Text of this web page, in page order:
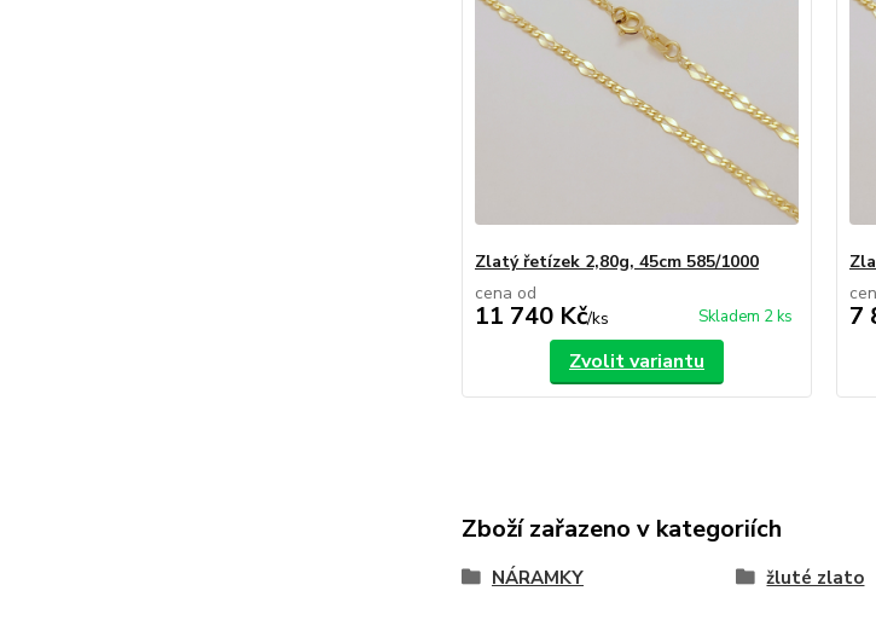
Zlatý řetízek 2,80g, 45cm 585/1000
cena od
11 740 Kč/ks Skladem 2 ks
Zvolit variantu
7
Zboží zařazeno v kategoriích
NÁRAMKY žluté zlato